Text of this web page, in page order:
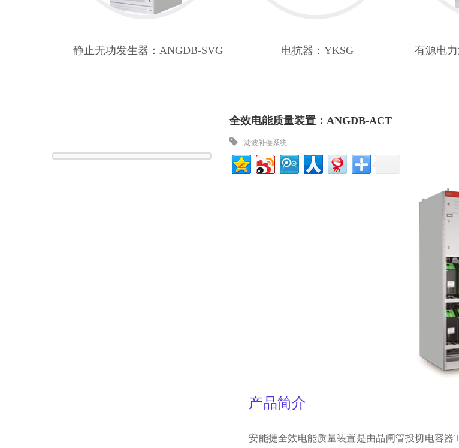
静止无功发生器：ANGDB-SVG 电抗器：YKSG 有源电
全效电能质量装置：ANGDB-ACT
滤波补偿系统
产品简介
安能捷全效电能质量装置是由晶闸管投切电容